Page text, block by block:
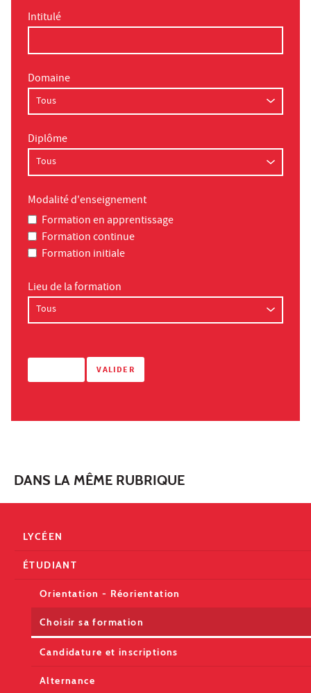
Intitulé
Domaine
Diplôme
Modalité d'enseignement
Formation en apprentissage
Formation continue
Formation initiale
Lieu de la formation
DANS LA MÊME RUBRIQUE
LYCÉEN
ÉTUDIANT
Orientation - Réorientation
Choisir sa formation
Candidature et inscriptions
Alternance